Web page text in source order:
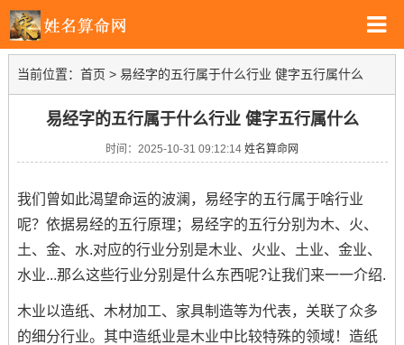
当前位置： 首页 > 易经字的五行属于什么行业 健字五行属什么
易经字的五行属于什么行业 健字五行属什么
时间：2025-10-31 09:12:14 姓名算命网
我们曾如此渴望命运的波澜，易经字的五行属于啥行业
呢？依据易经的五行原理；易经字的五行分别为木、火、
土、金、水.对应的行业分别是木业、火业、土业、金业、
水业...那么这些行业分别是什么东西呢?让我们来一一介绍.
木业以造纸、木材加工、家具制造等为代表，关联了众多
的细分行业。其中造纸业是木业中比较特殊的领域！造纸